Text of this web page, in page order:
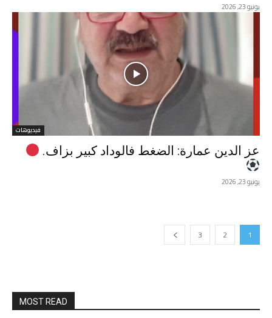
يونيو 23, 2026
فيديوهات
عز الدين عمارة: الضغط فالوداد كبير بزاف.
يونيو 23, 2026
1
2
3
MOST READ